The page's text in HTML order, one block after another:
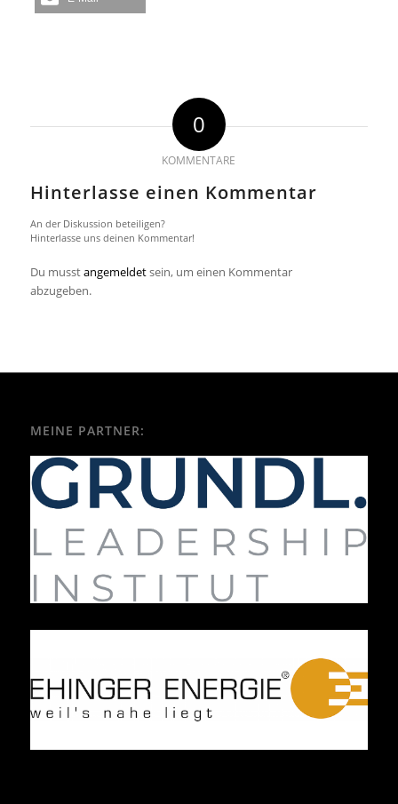
0
KOMMENTARE
Hinterlasse einen Kommentar
An der Diskussion beteiligen?
Hinterlasse uns deinen Kommentar!
Du musstangemeldetsein, um einen Kommentar
abzugeben.
MEINE PARTNER: